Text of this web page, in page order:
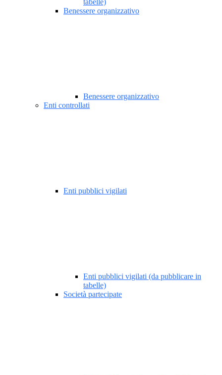
tabelle)
Benessere organizzativo
Benessere organizzativo
Enti controllati
Enti pubblici vigilati
Enti pubblici vigilati (da pubblicare in
tabelle)
Società partecipate